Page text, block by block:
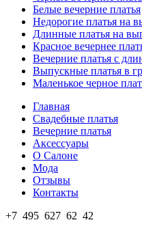
Белые вечерние платья
Недорогие платья на
Длинные платья на
Красное вечернее
Вечерние платья с
Выпускные платья в
Маленькое черное
Главная
Свадебные платья
Вечерние платья
Аксессуары
О Салоне
Мода
Отзывы
Контакты
+7 495 627 62 42